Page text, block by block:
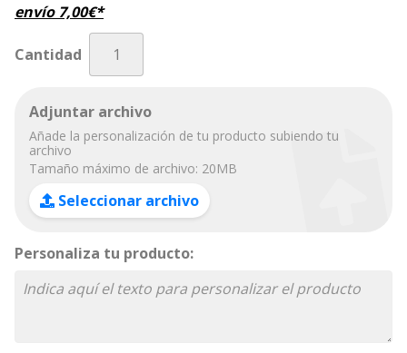
envío 7,00€*
Cantidad
Adjuntar archivo
Añade la personalización de tu producto subiendo tu
archivo
Tamaño máximo de archivo: 20MB
Seleccionar archivo
Personaliza tu producto: